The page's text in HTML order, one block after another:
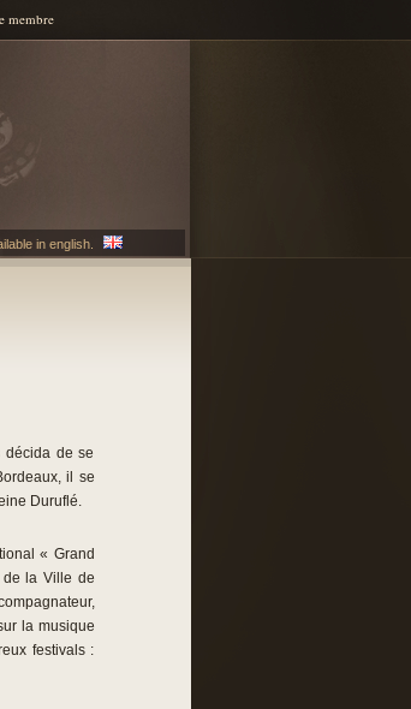
membre
in english.
décida de se
il se
Duruflé.
« Grand
de la Ville de
la musique
festivals :